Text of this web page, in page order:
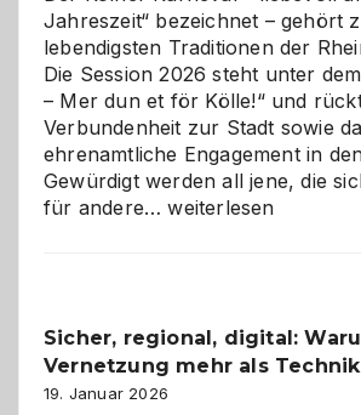
Jahreszeit“ bezeichnet – gehört
lebendigsten Traditionen der
Die Session 2026 steht unter
– Mer dun et för Kölle!“ und
Verbundenheit zur Stadt sowie
ehrenamtliche Engagement in
Gewürdigt werden all jene, die
für andere…Kölner
ein
dreifaches
Alaaf!
weiterlesen
Sicher, regional, digital:
Vernetzung mehr als
19. Januar 2026